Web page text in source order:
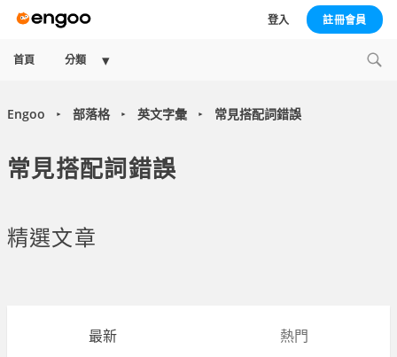
登入 註冊會員
首頁 分類
Expand
Engoo ► 部落格 ► 英文字彙 ► 常見搭配詞錯誤
常見搭配詞錯誤
精選文章
最新 熱門